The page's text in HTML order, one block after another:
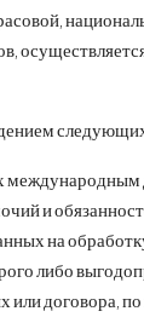
и
на
либо
договора,